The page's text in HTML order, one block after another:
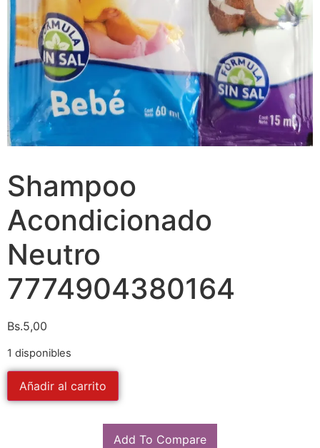
Shampoo
Acondicionado
Neutro
7774904380164
Bs.5,00
1 disponibles
Añadir al carrito
Add To Compare